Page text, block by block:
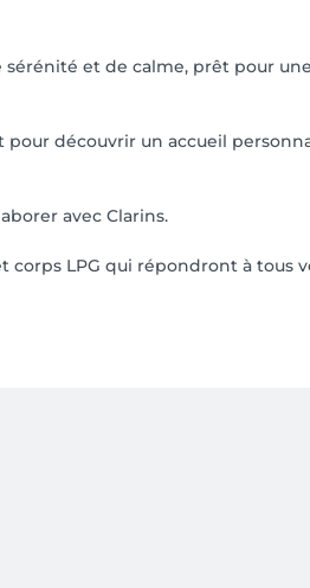
et de calme, prêt pour
découvrir un accueil
avec Clarins.
LPG qui répondront à tous